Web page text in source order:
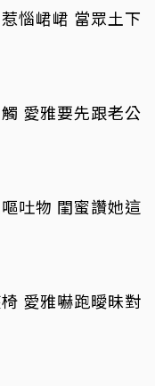
惱峮峮 當眾土下
愛雅要先跟老公
蜜讚她這
對